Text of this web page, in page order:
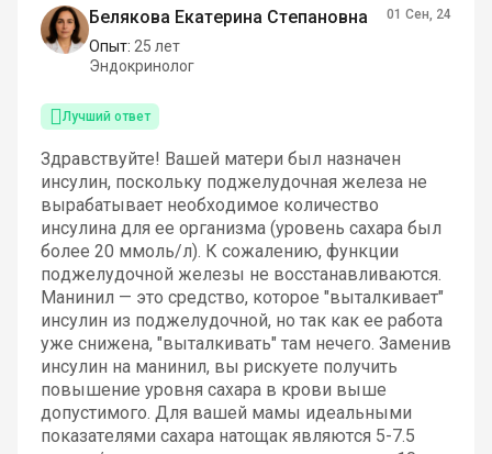
Белякова Екатерина Степановна
Опыт: 25 лет
Эндокринолог
01 Сен, 24
Лучший ответ
Здравствуйте! Вашей матери был назначен
инсулин, поскольку поджелудочная железа не
вырабатывает необходимое количество
инсулина для ее организма (уровень сахара был
более 20 ммоль/л). К сожалению, функции
поджелудочной железы не восстанавливаются.
Манинил — это средство, которое "выталкивает"
инсулин из поджелудочной, но так как ее работа
уже снижена, "выталкивать" там нечего. Заменив
инсулин на манинил, вы рискуете получить
повышение уровня сахара в крови выше
допустимого. Для вашей мамы идеальными
показателями сахара натощак являются 5-7.5